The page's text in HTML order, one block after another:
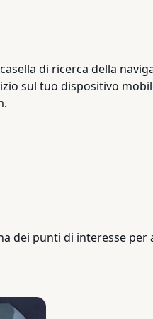
di ricerca della
sul tuo dispositivo
dei punti di interesse